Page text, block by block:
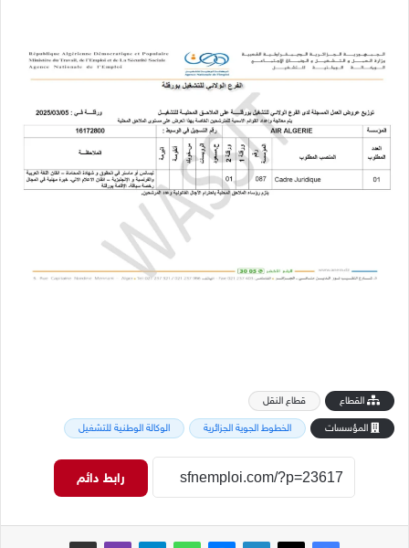
القطاع
قطاع النقل
المؤسسات
الخطوط الجوية الجزائرية الوكالة الوطنية للتشغيل
رابط دائم